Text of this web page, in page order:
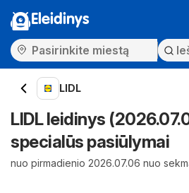
Eleidinys
LIDL
LIDL leidinys
specialūs pasiūlymai
nuo pirmadienio 2026.07.06 nuo